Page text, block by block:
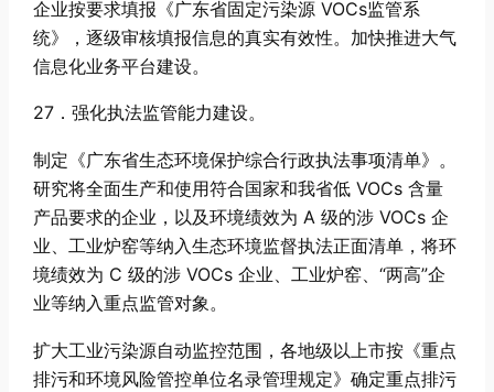
企业按要求填报《广东省固定污染源 VOCs监管系
统》，逐级审核填报信息的真实有效性。加快推进大气
信息化业务平台建设。
27．强化执法监管能力建设。
制定《广东省生态环境保护综合行政执法事项清单》。
研究将全面生产和使用符合国家和我省低 VOCs 含量
产品要求的企业，以及环境绩效为 A 级的涉 VOCs 企
业、工业炉窑等纳入生态环境监督执法正面清单，将环
境绩效为 C 级的涉 VOCs 企业、工业炉窑、“两高”企
业等纳入重点监管对象。
扩大工业污染源自动监控范围，各地级以上市按《重点
排污和环境风险管控单位名录管理规定》确定重点排污